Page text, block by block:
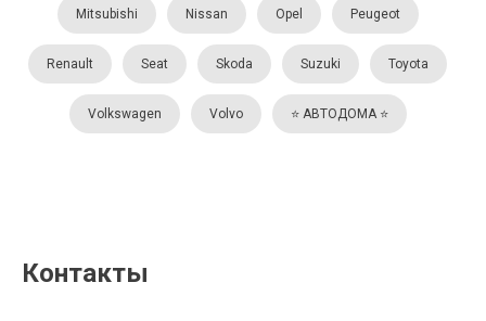
Mitsubishi Nissan Opel Peugeot
Renault Seat Skoda Suzuki Toyota
Volkswagen Volvo ⭐️ АВТОДОМА ⭐️
Контакты